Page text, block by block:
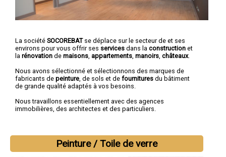
La société SOCOREBATse déplace sur le secteur de et ses
environs pour vous offrir ses services dans la construction et
la rénovation de maisons, appartements, manoirs, châteaux.
Nous avons sélectionné et sélectionnons des marques de
fabricants de peinture, de sols et de fournitures du bâtiment
de grande qualité adaptés à vos besoins.
Nous travaillons essentiellement avec des agences
immobilières, des architectes et des particuliers.
Peinture / Toile de verre